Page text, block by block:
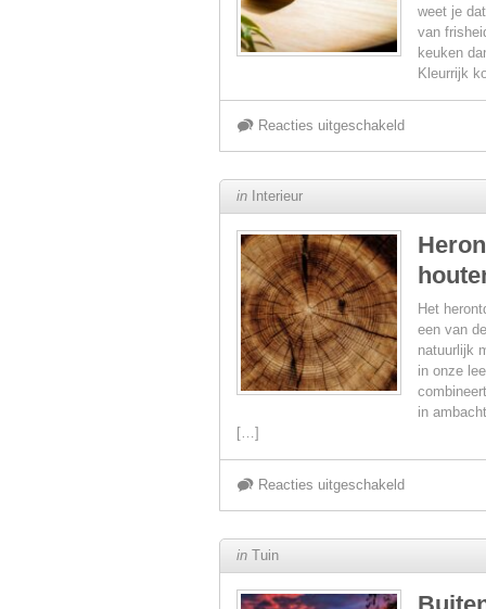
weet je
van
keuken
Kleurrijk
Reacties uitgeschakeldvoor
kleur:
zomerse
in Interieur
Het
een van
natuurlijk
in onze
in
[…]
Reacties uitgeschakeldvoor
in Tuin